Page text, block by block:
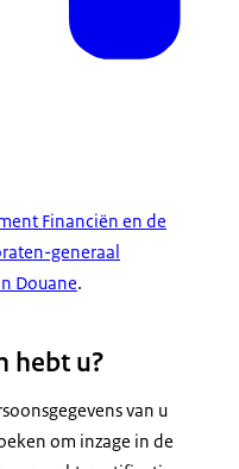
Financiën en de
generaal
Douane.
hebt u?
van u
om inzage in de